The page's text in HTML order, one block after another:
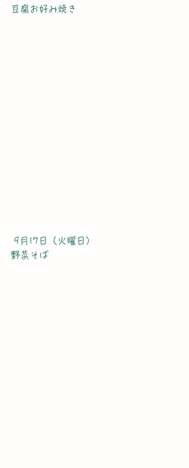
豆腐お好み焼き
9月17日（火曜日）
野菜そば